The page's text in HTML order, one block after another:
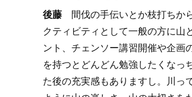
後藤 間伐の手伝いとか枝打ちか
クティビティとして一般の方に
ント、チェンソー講習開催や企
を持つとどんどん勉強したくな
た後の充実感もありますし。川っ